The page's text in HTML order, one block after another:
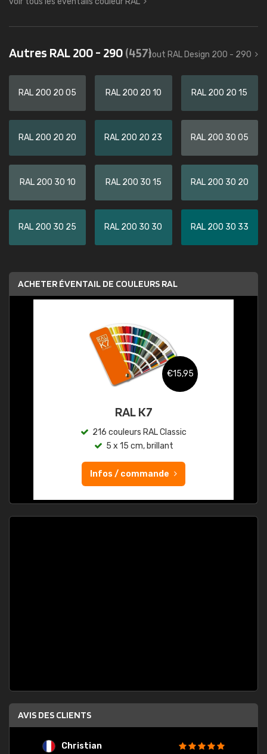
Autres RAL 200 - 290(457)tout RAL Design 200 - 290
RAL 200 20 05 RAL 200 20 10 RAL 200 20 15
RAL 200 20 20 RAL 200 20 23 RAL 200 30 05
RAL 200 30 10 RAL 200 30 15 RAL 200 30 20
RAL 200 30 25 RAL 200 30 30 RAL 200 30 33
ACHETER ÉVENTAIL DE COULEURS RAL
€15,95
RAL K7
216 couleurs RAL Classic
5 x 15 cm, brillant
Infos / commande
AVIS DES CLIENTS
Christian